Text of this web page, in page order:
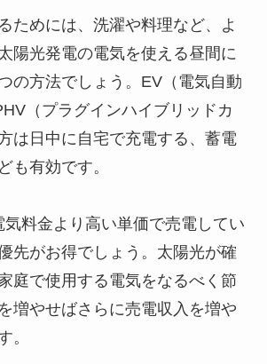
ためには、洗濯や料理など、よ
陽光発電の電気を使える昼間に
の方法でしょう。EV（電気自動
（プラグインハイブリッドカ
は日中に自宅で充電する、蓄電
も有効です。
料金より高い単価で売電してい
先がお得でしょう。太陽光が確
庭で使用する電気をなるべく節
増やせばさらに売電収入を増や
。